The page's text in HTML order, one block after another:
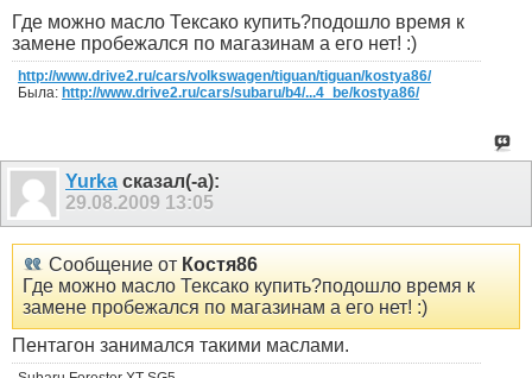
Где можно масло Тексако купить?подошло время к
замене пробежался по магазинам а его нет! :)
http://www.drive2.ru/cars/volkswagen/tiguan/tiguan/kostya86/
Была: http://www.drive2.ru/cars/subaru/b4/...4_be/kostya86/
Yurka сказал(-а):
29.08.2009 13:05
Сообщение от Костя86
Где можно масло Тексако купить?подошло время к
замене пробежался по магазинам а его нет! :)
Пентагон занимался такими маслами.